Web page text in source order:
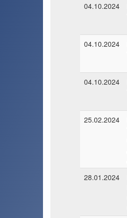
04.10.2024
04.10.2024
04.10.2024
25.02.2024
28.01.2024